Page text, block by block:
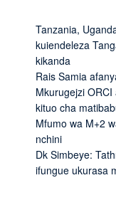
Tanzania,
kuiendeleza
kikanda
Rais Samia
Mkurugejzi
kituo cha
Mfumo wa M+2
nchini
Dk Simbeye:
ifungue ukurasa